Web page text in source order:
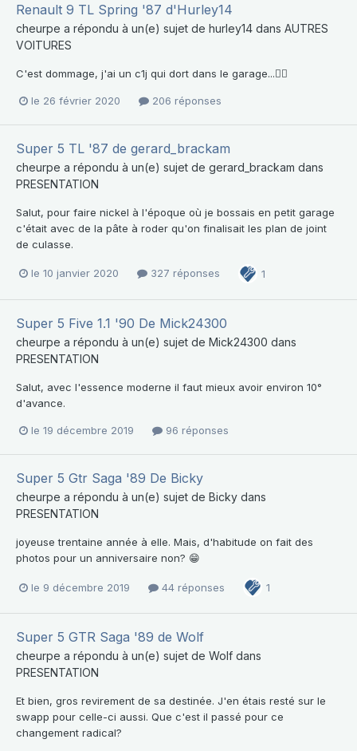
Renault 9 TL Spring '87 d'Hurley14
cheurpe a répondu à un(e) sujet de hurley14 dans AUTRES
VOITURES
C'est dommage, j'ai un c1j qui dort dans le garage...🤦‍♂️
le 26 février 2020 206 réponses
Super 5 TL '87 de gerard_brackam
cheurpe a répondu à un(e) sujet de gerard_brackam dans
PRESENTATION
Salut, pour faire nickel à l'époque où je bossais en petit garage
c'était avec de la pâte à roder qu'on finalisait les plan de joint
de culasse.
le 10 janvier 2020 327 réponses 1
Super 5 Five 1.1 '90 De Mick24300
cheurpe a répondu à un(e) sujet de Mick24300 dans
PRESENTATION
Salut, avec l'essence moderne il faut mieux avoir environ 10°
d'avance.
le 19 décembre 2019 96 réponses
Super 5 Gtr Saga '89 De Bicky
cheurpe a répondu à un(e) sujet de Bicky dans
PRESENTATION
joyeuse trentaine année à elle. Mais, d'habitude on fait des
photos pour un anniversaire non? 😁
le 9 décembre 2019 44 réponses 1
Super 5 GTR Saga '89 de Wolf
cheurpe a répondu à un(e) sujet de Wolf dans
PRESENTATION
Et bien, gros revirement de sa destinée. J'en étais resté sur le
swapp pour celle-ci aussi. Que c'est il passé pour ce
changement radical?